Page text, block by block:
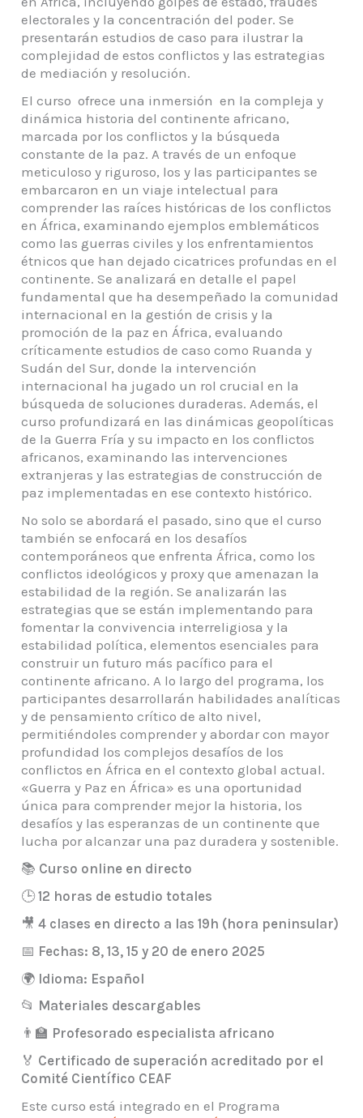
electorales y la concentración del poder. Se
presentarán estudios de caso para ilustrar la
complejidad de estos conflictos y las estrategias
de mediación y resolución.
El curso ofrece una inmersión en la compleja y
dinámica historia del continente africano,
marcada por los conflictos y la búsqueda
constante de la paz. A través de un enfoque
meticuloso y riguroso, los y las participantes se
embarcaron en un viaje intelectual para
comprender las raíces históricas de los conflictos
en África, examinando ejemplos emblemáticos
como las guerras civiles y los enfrentamientos
étnicos que han dejado cicatrices profundas en el
continente. Se analizará en detalle el papel
fundamental que ha desempeñado la comunidad
internacional en la gestión de crisis y la
promoción de la paz en África, evaluando
críticamente estudios de caso como Ruanda y
Sudán del Sur, donde la intervención
internacional ha jugado un rol crucial en la
búsqueda de soluciones duraderas. Además, el
curso profundizará en las dinámicas geopolíticas
de la Guerra Fría y su impacto en los conflictos
africanos, examinando las intervenciones
extranjeras y las estrategias de construcción de
paz implementadas en ese contexto histórico.
No solo se abordará el pasado, sino que el curso
también se enfocará en los desafíos
contemporáneos que enfrenta África, como los
conflictos ideológicos y proxy que amenazan la
estabilidad de la región. Se analizarán las
estrategias que se están implementando para
fomentar la convivencia interreligiosa y la
estabilidad política, elementos esenciales para
construir un futuro más pacífico para el
continente africano. A lo largo del programa, los
participantes desarrollarán habilidades analíticas
y de pensamiento crítico de alto nivel,
permitiéndoles comprender y abordar con mayor
profundidad los complejos desafíos de los
conflictos en África en el contexto global actual.
«Guerra y Paz en África» es una oportunidad
única para comprender mejor la historia, los
desafíos y las esperanzas de un continente que
lucha por alcanzar una paz duradera y sostenible.
📚 Curso online en directo
🕒12 horas de estudio totales
🎥4 clases en directo a las 19h (hora peninsular)
📅 Fechas: 8, 13, 15 y 20 de enero 2025
🌍 Idioma: Español
📂 Materiales descargables
👨‍🏫 Profesorado especialista africano
🏅 Certificado de superación acreditado por el
Comité Científico CEAF
Este curso está integrado en el Programa